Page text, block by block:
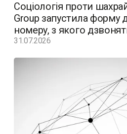
Соціологія проти
Group запустила форму
номеру, з якого
31.07.2026